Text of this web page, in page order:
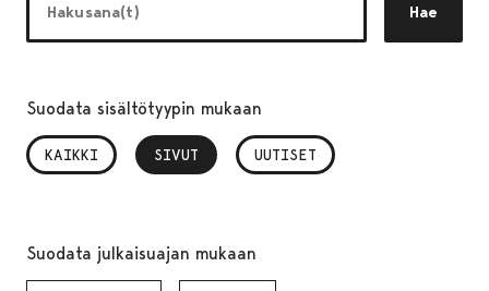
Hae
Suodata sisältötyypin mukaan
KAIKKI SIVUT
, VALITTU UUTISET
Suodata julkaisuajan mukaan